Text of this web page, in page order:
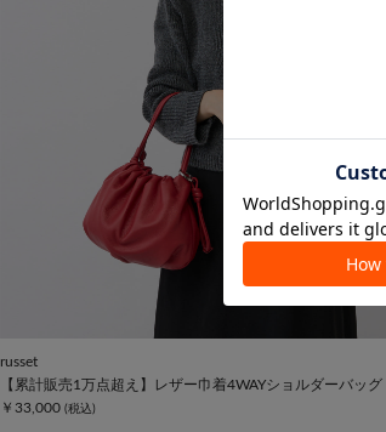
russet
【累計販売1万点超え】レザー巾着4WAYショルダーバッグ
￥33,000